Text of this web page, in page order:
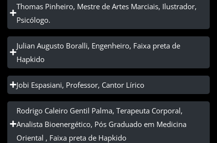
Thomas Pinheiro, Mestre de Artes Marciais, Ilustrador,
Psicólogo.
Julian Augusto Boralli, Engenheiro, Faixa preta de
Hapkido
Jobi Espasiani, Professor, Cantor Lírico
Rodrigo Caleiro Gentil Palma, Terapeuta Corporal,
Analista Bioenergético, Pós Graduado em Medicina
Oriental , Faixa preta de Hapkido